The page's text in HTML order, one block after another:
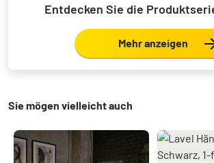
Entdecken Sie die
Mehr anzeigen
Sie mögen vielleicht auch